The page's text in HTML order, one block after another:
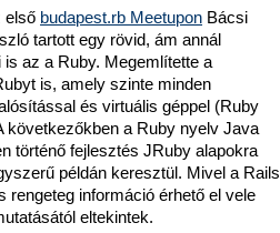
első budapest.rb Meetupon Bácsi
tartott egy rövid, ám annál
az a Ruby. Megemlítette a
is, amely szinte minden
és virtuális géppel (Ruby
következőkben a Ruby nyelv Java
történő fejlesztés JRuby alapokra
példán keresztül. Mivel a Rails
információ érhető el vele
eltekintek.